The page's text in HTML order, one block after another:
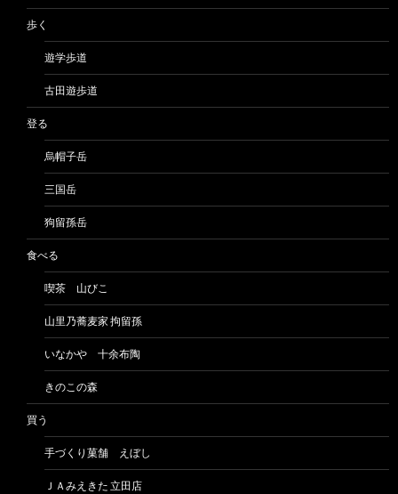
歩く
遊学歩道
古田遊歩道
登る
烏帽子岳
三国岳
狗留孫岳
食べる
喫茶 山びこ
山里乃蕎麦家 拘留孫
いなかや 十余布陶
きのこの森
買う
手づくり菓舗 えぼし
ＪＡみえきた 立田店